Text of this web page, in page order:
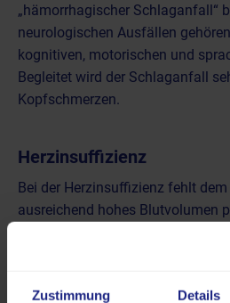
Zustimmung Details
„hämorrhagischer Schlaganfall“
neurologischen Ausfällen
kognitiven, motorischen und
Begleitet wird der Schlaganfall
Kopfschmerzen.
Herzinsuffizienz
Bei der Herzinsuffizienz fehlt
ausreichend hohes Blutvolumen
Verfügung zu stellen. Ursachen
können unter anderem die
Erkrankungen des Perikard